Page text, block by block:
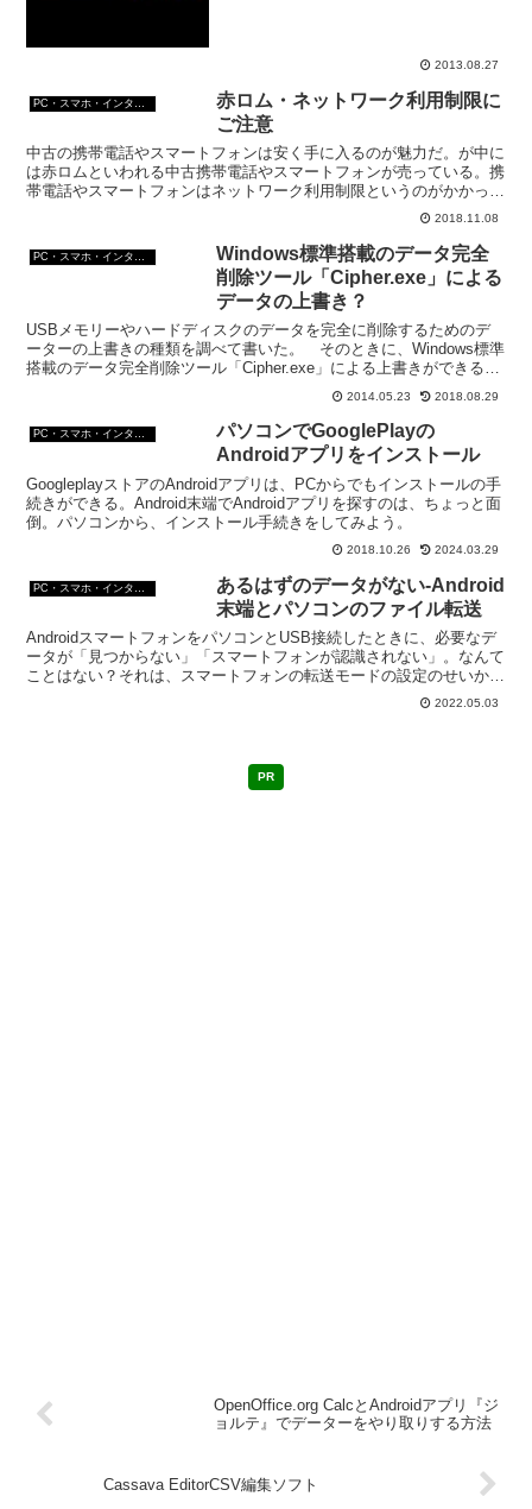
2013.08.27
赤ロム・ネットワーク利用制限に
ご注意
中古の携帯電話やスマートフォンは安く手に入るのが魅力だ。が中に
は赤ロムといわれる中古携帯電話やスマートフォンが売っている。携
帯電話やスマートフォンはネットワーク利用制限というのがかかっ
て、アンテナが赤くなった挙句、利用ができなくなるという。2018.11.08
PC・スマホ・インターネットトラブルの解消方法
Windows標準搭載のデータ完全
削除ツール「Cipher.exe」による
データの上書き？
USBメモリーやハードディスクのデータを完全に削除するためのデ
ーターの上書きの種類を調べて書いた。 そのときに、Windows標準
搭載のデータ完全削除ツール「Cipher.exe」による上書きができると
2014.05.23 2018.08.29
PC・スマホ・インターネットトラブルの解消方法
パソコンでGooglePlayの
Androidアプリをインストール
GoogleplayストアのAndroidアプリは、PCからでもインストールの手
続きができる。Android末端でAndroidアプリを探すのは、ちょっと面
倒。パソコンから、インストール手続きをしてみよう。
2018.10.26 2024.03.29
あるはずのデータがない-Android
末端とパソコンのファイル転送
AndroidスマートフォンをパソコンとUSB接続したときに、必要なデ
ータが「見つからない」「スマートフォンが認識されない」。なんて
ことはない？それは、スマートフォンの転送モードの設定のせいかも
2022.05.03
PR
OpenOffice.org CalcとAndroidアプリ『ジ
ョルテ』でデーターをやり取りする方法
Cassava EditorCSV編集ソフト